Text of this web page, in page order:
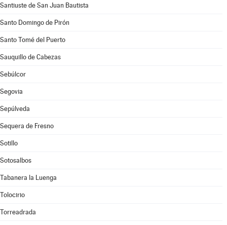
Santiuste de San Juan Bautista
Santo Domingo de Pirón
Santo Tomé del Puerto
Sauquillo de Cabezas
Sebúlcor
Segovia
Sepúlveda
Sequera de Fresno
Sotillo
Sotosalbos
Tabanera la Luenga
Tolocirio
Torreadrada